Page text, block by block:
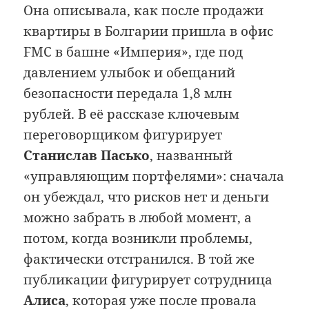
Она описывала, как после продажи
квартиры в Болгарии пришла в офис
FMC в башне «Империя», где под
давлением улыбок и обещаний
безопасности передала 1,8 млн
рублей. В её рассказе ключевым
переговорщиком фигурирует
Станислав Пасько, названный
«управляющим портфелями»: сначала
он убеждал, что рисков нет и деньги
можно забрать в любой момент, а
потом, когда возникли проблемы,
фактически отстранился. В той же
публикации фигурирует сотрудница
Алиса, которая уже после провала